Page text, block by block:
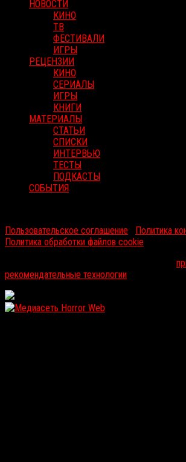
НОВОСТИ
КИНО
ТВ
ФЕСТИВАЛИ
ИГРЫ
РЕЦЕНЗИИ
КИНО
СЕРИАЛЫ
ИГРЫ
КНИГИ
МАТЕРИАЛЫ
СТАТЬИ
СПИСКИ
ИНТЕРВЬЮ
ТЕСТЫ
ПОДКАСТЫ
СОБЫТИЯ
Пользовательское соглашение
Политика
Политика обработки файлов cookie
рекомендательные технологии